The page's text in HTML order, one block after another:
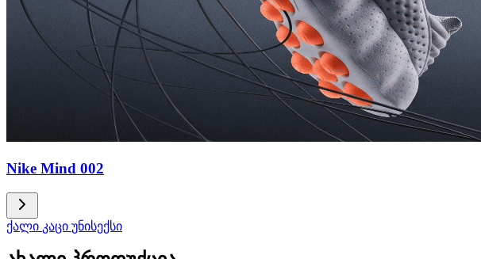
Nike Mind 002
ქალი კაცი უნისექსი